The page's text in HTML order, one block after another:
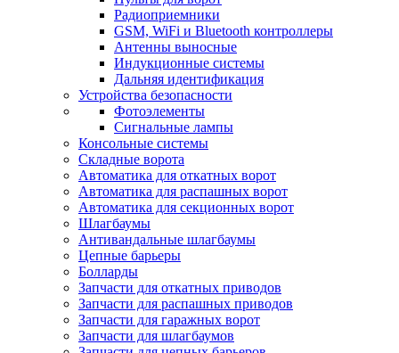
Радиоприемники
GSM, WiFi и Bluetooth контроллеры
Антенны выносные
Индукционные системы
Дальняя идентификация
Устройства безопасности
Фотоэлементы
Сигнальные лампы
Консольные системы
Складные ворота
Автоматика для откатных ворот
Автоматика для распашных ворот
Автоматика для секционных ворот
Шлагбаумы
Антивандальные шлагбаумы
Цепные барьеры
Болларды
Запчасти для откатных приводов
Запчасти для распашных приводов
Запчасти для гаражных ворот
Запчасти для шлагбаумов